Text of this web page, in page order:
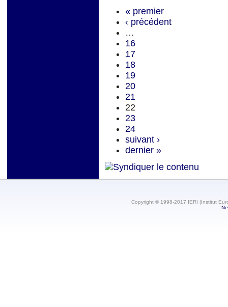
« premier
‹ précédent
…
16
17
18
19
20
21
22
23
24
suivant ›
dernier »
Copyright © 1998-2017 IERI (Institut